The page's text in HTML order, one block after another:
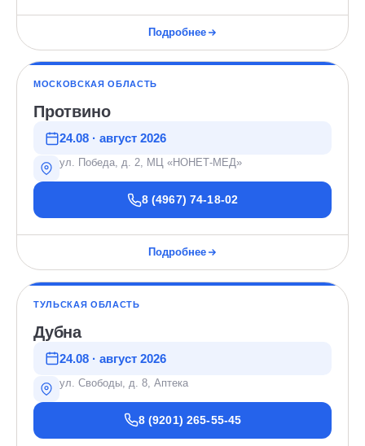
Подробнее
МОСКОВСКАЯ ОБЛАСТЬ
Протвино
24.08 · август 2026
ул. Победа, д. 2, МЦ «НОНЕТ-МЕД»
8 (4967) 74-18-02
Подробнее
ТУЛЬСКАЯ ОБЛАСТЬ
Дубна
24.08 · август 2026
ул. Свободы, д. 8, Аптека
8 (9201) 265-55-45